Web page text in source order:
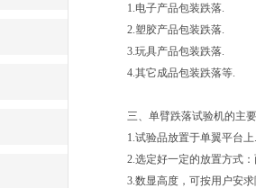
1.电子产品包装跌落.
2.塑胶产品包装跌落.
3.玩具产品包装跌落.
4.其它成品包装跌落等.
三、单臂跌落试验机的主
1.试验品放置于单翼平台上.
2.选定好一定的放置方式
3.数显高度，可按用户安